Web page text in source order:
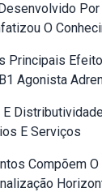
O
Principais
Agonista
E Serviços
Compõem